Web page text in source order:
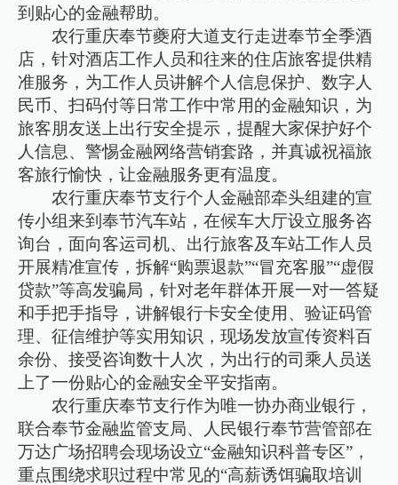
到贴心的金融帮助。
农行重庆奉节夔府大道支行走进奉节全季酒
店，针对酒店工作人员和往来的住店旅客提供精
准服务，为工作人员讲解个人信息保护、数字人
民币、扫码付等日常工作中常用的金融知识，为
旅客朋友送上出行安全提示，提醒大家保护好个
人信息、警惕金融网络营销套路，并真诚祝福旅
客旅行愉快，让金融服务更有温度。
农行重庆奉节支行个人金融部牵头组建的宣
传小组来到奉节汽车站，在候车大厅设立服务咨
询台，面向客运司机、出行旅客及车站工作人员
开展精准宣传，拆解“购票退款”“冒充客服”“虚假
贷款”等高发骗局，针对老年群体开展一对一答疑
和手把手指导，讲解银行卡安全使用、验证码管
理、征信维护等实用知识，现场发放宣传资料百
余份、接受咨询数十人次，为出行的司乘人员送
上了一份贴心的金融安全平安指南。
农行重庆奉节支行作为唯一协办商业银行，
联合奉节金融监管支局、人民银行奉节营管部在
万达广场招聘会现场设立“金融知识科普专区”，
重点围绕求职过程中常见的“高薪诱饵骗取培训